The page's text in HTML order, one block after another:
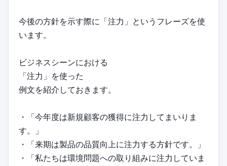
今後の方針を示す際に「注力」というフレーズを使
います。
ビジネスシーンにおける
「注力」を使った
例文を紹介しておきます。
・「今年度は新規顧客の獲得に注力してまいりま
す。」
・「来期は製品の品質向上に注力する方針です。」
・「私たちは環境問題への取り組みに注力していま